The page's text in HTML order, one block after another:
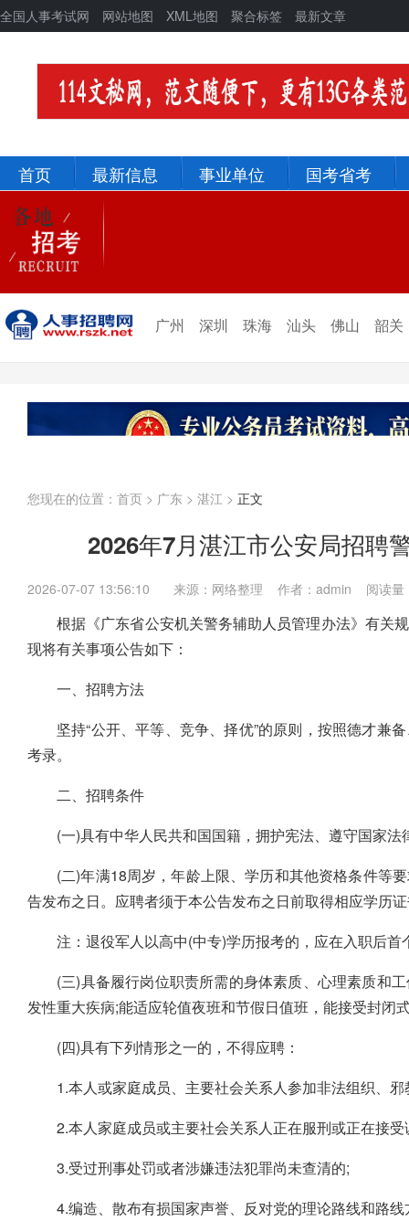
全国人事考试网 网站地图 XML地图 聚合标签 最新文章
首页 最新信息 事业单位 国考省考
北京
宁夏
甘肃 陕西 西藏 四川
重庆
河北
湖北 湖南 江西 安徽
浙江
江苏
福建 广东 广西
海南
广州 深圳 珠海 汕头 佛山 韶关
您现在的位置： 首页 > 广东 > 湛江 > 正文
2026年7月湛江市公安局招聘
2026-07-07 13:56:10 来源：网络整理 作者：admin 阅读量
根据《广东省公安机关警务辅助人员管理办法》有关
现将有关事项公告如下：
一、招聘方法
坚持“公开、平等、竞争、择优”的原则，按照德才兼
考录。
二、招聘条件
(一)具有中华人民共和国国籍，拥护宪法、遵守国家法
(二)年满18周岁，年龄上限、学历和其他资格条件等
告发布之日。应聘者须于本公告发布之日前取得相应学历
注：退役军人以高中(中专)学历报考的，应在入职后
(三)具备履行岗位职责所需的身体素质、心理素质和
发性重大疾病;能适应轮值夜班和节假日值班，能接受封闭
(四)具有下列情形之一的，不得应聘：
1.本人或家庭成员、主要社会关系人参加非法组织、
2.本人家庭成员或主要社会关系人正在服刑或正在接受
3.受过刑事处罚或者涉嫌违法犯罪尚未查清的;
4.编造、散布有损国家声誉、反对党的理论路线和路